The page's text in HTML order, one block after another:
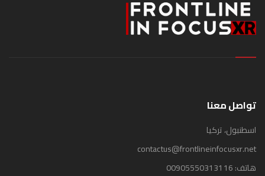
تواصل معنا
اسطنبول، تركيا
contactus@frontlineinfocusxr.net
هاتف:00905550313116